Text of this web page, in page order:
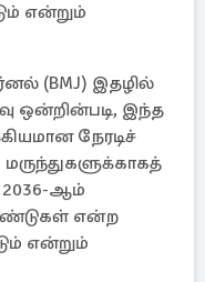
என்றும்
(BMJ) இதழில்
ஒன்றின்படி, இந்த
நேரடிச்
2036-ஆம்
என்ற
என்றும்